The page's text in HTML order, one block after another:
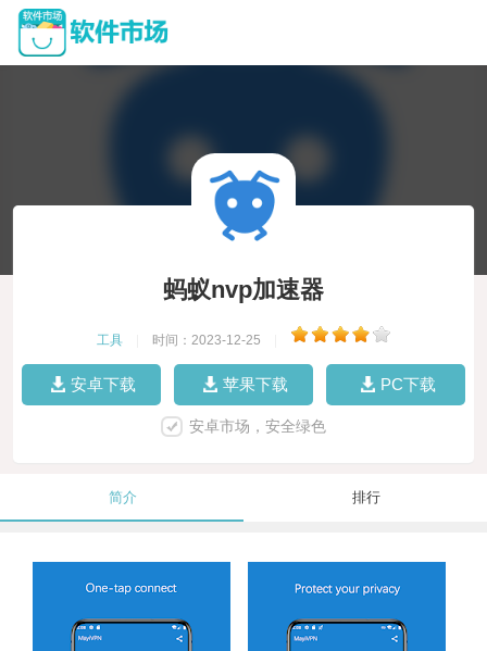
蚂蚁nvp加速器
工具 时间：2023-12-25
安卓下载 苹果下载 PC下载
安卓市场，安全绿色
简介 排行